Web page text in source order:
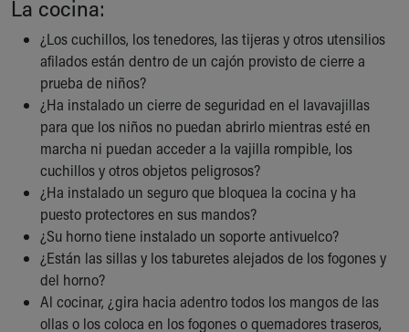
Ronald McDonald House Care Mobile
Health Centers
Symptom Checker
Financial Services
Price Estimates
Family Supports
Sports Health Services Provider for Akron Zips
New Parents
Find a Pediatrics Location
Find a Pediatrician
MyChart
Make an Appointment
Breastfeeding Medicine
Child Passenger Safety
Safe Sleep for Babies
La cocina:
¿Los cuchillos, los tenedores, las tijeras y otros utensilios
afilados están dentro de un cajón provisto de cierre a
prueba de niños?
¿Ha instalado un cierre de seguridad en el lavavajillas
para que los niños no puedan abrirlo mientras esté en
marcha ni puedan acceder a la vajilla rompible, los
cuchillos y otros objetos peligrosos?
¿Ha instalado un seguro que bloquea la cocina y ha
puesto protectores en sus mandos?
¿Su horno tiene instalado un soporte antivuelco?
¿Están las sillas y los taburetes alejados de los fogones y
del horno?
Al cocinar, ¿gira hacia adentro todos los mangos de las
ollas o los coloca en los fogones o quemadores traseros,